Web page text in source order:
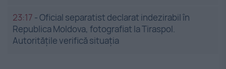
23:17 -Oficial separatist declarat indezirabil în
Republica Moldova, fotografiat la Tiraspol.
Autoritățile verifică situația